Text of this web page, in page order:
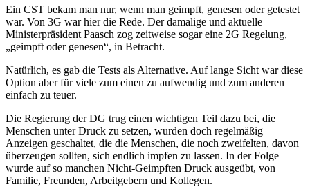
Ein CST bekam man nur, wenn man geimpft, genesen oder getestet
war. Von 3G war hier die Rede. Der damalige und aktuelle
Ministerpräsident Paasch zog zeitweise sogar eine 2G Regelung,
„geimpft oder genesen“, in Betracht.
Natürlich, es gab die Tests als Alternative. Auf lange Sicht war diese
Option aber für viele zum einen zu aufwendig und zum anderen
einfach zu teuer.
Die Regierung der DG trug einen wichtigen Teil dazu bei, die
Menschen unter Druck zu setzen, wurden doch regelmäßig
Anzeigen geschaltet, die die Menschen, die noch zweifelten, davon
überzeugen sollten, sich endlich impfen zu lassen. In der Folge
wurde auf so manchen Nicht-Geimpften Druck ausgeübt, von
Familie, Freunden, Arbeitgebern und Kollegen.